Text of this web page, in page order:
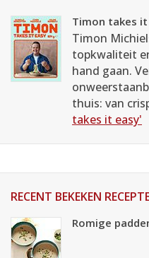
Timon takes
Timon
topkwaliteit
hand gaan.
thuis: van
takes it easy'
RECENT BEKEKEN
Romige